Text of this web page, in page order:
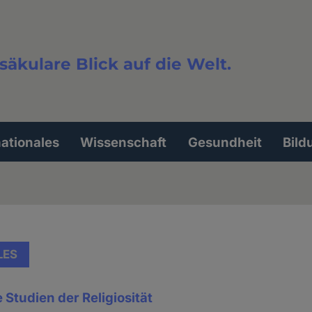
Blick auf die Welt.
Wissenschaft Gesundheit
Studien der Religiosität